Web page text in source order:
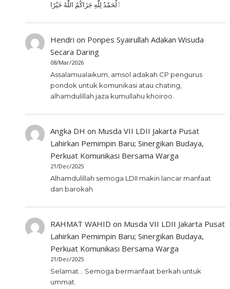
ٱلْحَمْدُ لِلّٰهِ جَزَاكُمُ اللّٰهُ خَيْرًا
Hendri on Ponpes Syairullah Adakan Wisuda
Secara Daring
08/Mar/2026
Assalamualaikum, amsol adakah CP pengurus
pondok untuk komunikasi atau chating,
alhamdulillah jaza kumullahu khoiroo.
Angka DH on Musda VII LDII Jakarta Pusat
Lahirkan Pemimpin Baru; Sinergikan Budaya,
Perkuat Komunikasi Bersama Warga
21/Dec/2025
Alhamdulillah semoga LDII makin lancar manfaat
dan barokah
RAHMAT WAHID on Musda VII LDII Jakarta Pusat
Lahirkan Pemimpin Baru; Sinergikan Budaya,
Perkuat Komunikasi Bersama Warga
21/Dec/2025
Selamat... Semoga bermanfaat berkah untuk
ummat.